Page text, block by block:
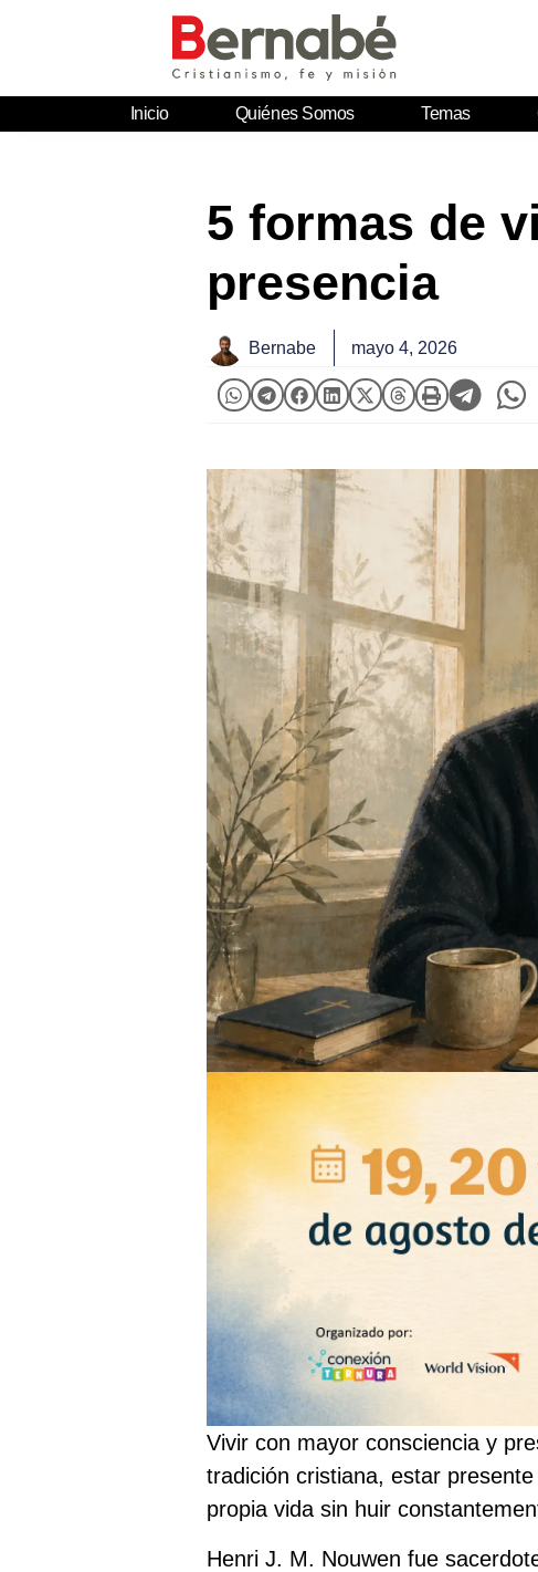
Inicio Quiénes Somos Temas
5 formas de
presencia
Bernabe mayo 4, 2026
Vivir con mayor consciencia y
tradición cristiana, estar
propia vida sin huir
Henri J. M. Nouwen fue